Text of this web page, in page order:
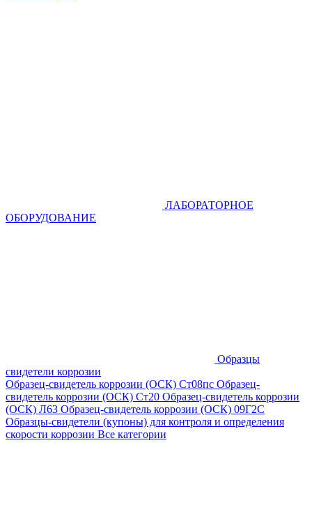
ЛАБОРАТОРНОЕ
ОБОРУДОВАНИЕ
Образцы
свидетели коррозии
Образец-свидетель коррозии (ОСК) Ст08пс Образец-
свидетель коррозии (ОСК) Ст20 Образец-свидетель коррозии
(ОСК) Л63 Образец-свидетель коррозии (ОСК) 09Г2С
Образцы-свидетели (купоны) для контроля и определения
скорости коррозии Все категории